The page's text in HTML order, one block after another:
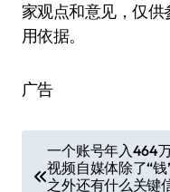
家观点和意见，仅
用依据。
广告
章
一个账号年入464
视频自媒体除了“钱
之外还有什么关键